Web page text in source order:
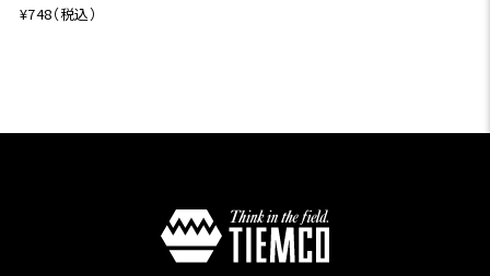
¥748（税込）